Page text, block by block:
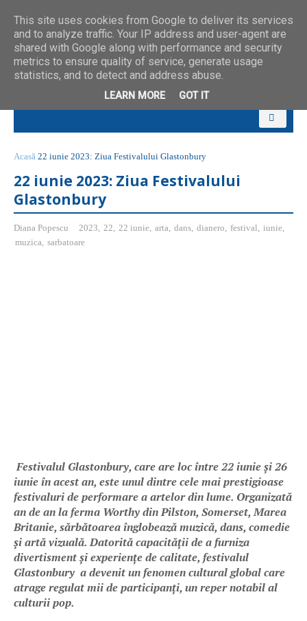
Acasă 22 iunie 2023: Ziua Festivalului Glastonbury
22 iunie 2023: Ziua Festivalului
Glastonbury
Diana Popescu 2023, 22, 22 iunie, arta, dans, dianero, festival, iunie,
muzica, sarbatoare
Festivalul Glastonbury, care are loc între 22 iunie și 26
iunie în acest an, este unul dintre cele mai prestigioase
festivaluri de performare a artelor din lume. Organizată
an de an la ferma Worthy din Pilston, Somerset, Marea
Britanie, sărbătoarea înglobează muzică, dans, comedie
și artă vizuală. Datorită capacității de a furniza
divertisment și experiențe de calitate, festivalul
Glastonbury a devenit un fenomen cultural global care
atrage regulat mii de participanți, un reper notabil al
culturii pop.
This site uses cookies from Google to deliver its services
and to analyze traffic. Your IP address and user-agent are
shared with Google along with performance and security
metrics to ensure quality of service, generate usage
statistics, and to detect and address abuse.
LEARN MORE GOT IT